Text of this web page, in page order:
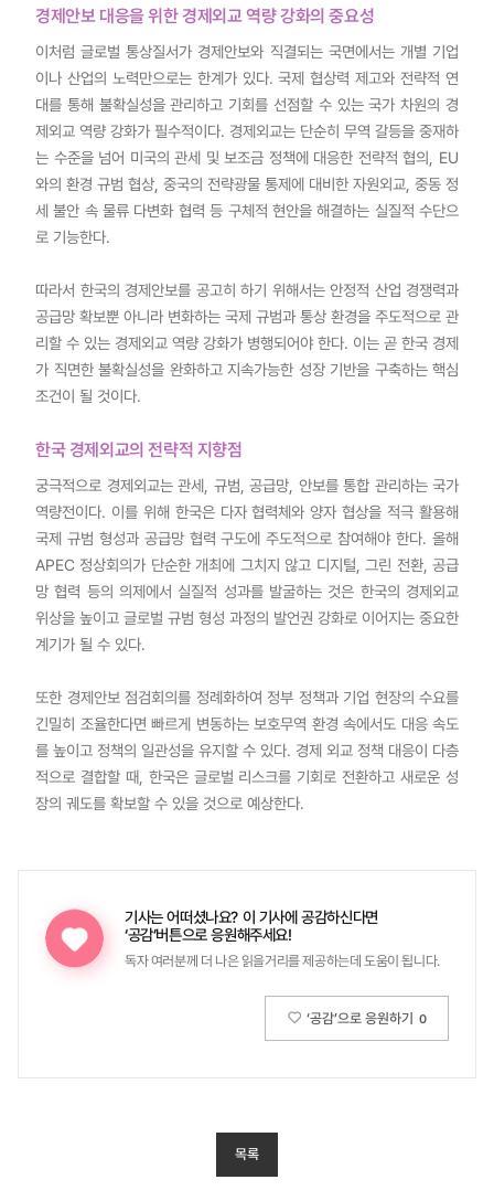
경제안보 대응을 위한 경제외교 역량 강화의 중요성
이처럼 글로벌 통상질서가 경제안보와 직결되는 국면에서는 개별 기업
이나 산업의 노력만으로는 한계가 있다. 국제 협상력 제고와 전략적 연
대를 통해 불확실성을 관리하고 기회를 선점할 수 있는 국가 차원의 경
제외교 역량 강화가 필수적이다. 경제외교는 단순히 무역 갈등을 중재하
는 수준을 넘어 미국의 관세 및 보조금 정책에 대응한 전략적 협의, EU
와의 환경 규범 협상, 중국의 전략광물 통제에 대비한 자원외교, 중동 정
세 불안 속 물류 다변화 협력 등 구체적 현안을 해결하는 실질적 수단으
로 기능한다.
따라서 한국의 경제안보를 공고히 하기 위해서는 안정적 산업 경쟁력과
공급망 확보뿐 아니라 변화하는 국제 규범과 통상 환경을 주도적으로 관
리할 수 있는 경제외교 역량 강화가 병행되어야 한다. 이는 곧 한국 경제
가 직면한 불확실성을 완화하고 지속가능한 성장 기반을 구축하는 핵심
조건이 될 것이다.
한국 경제외교의 전략적 지향점
궁극적으로 경제외교는 관세, 규범, 공급망, 안보를 통합 관리하는 국가
역량전이다. 이를 위해 한국은 다자 협력체와 양자 협상을 적극 활용해
국제 규범 형성과 공급망 협력 구도에 주도적으로 참여해야 한다. 올해
APEC 정상회의가 단순한 개최에 그치지 않고 디지털, 그린 전환, 공급
망 협력 등의 의제에서 실질적 성과를 발굴하는 것은 한국의 경제외교
위상을 높이고 글로벌 규범 형성 과정의 발언권 강화로 이어지는 중요한
계기가 될 수 있다.
또한 경제안보 점검회의를 정례화하여 정부 정책과 기업 현장의 수요를
긴밀히 조율한다면 빠르게 변동하는 보호무역 환경 속에서도 대응 속도
를 높이고 정책의 일관성을 유지할 수 있다. 경제 외교 정책 대응이 다층
적으로 결합할 때, 한국은 글로벌 리스크를 기회로 전환하고 새로운 성
장의 궤도를 확보할 수 있을 것으로 예상한다.
기사는 어떠셨나요? 이 기사에 공감하신다면
‘공감’버튼으로 응원해주세요!
독자 여러분께 더 나은 읽을거리를 제공하는데 도움이 됩니다.
‘공감’으로 응원하기 0
목록